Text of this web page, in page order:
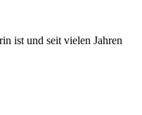
ist und seit vielen Jahren